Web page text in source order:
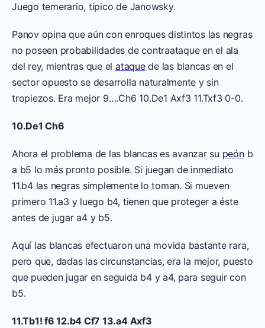
Juego temerario, típico de Janowsky.
Panov opina que aún con enroques distintos las negras
no poseen probabilidades de contraataque en el ala
del rey, mientras que el ataquede las blancas en el
sector opuesto se desarrolla naturalmente y sin
tropiezos. Era mejor 9….Ch6 10.De1 Axf3 11.Txf3 0-0.
10.De1 Ch6
Ahora el problema de las blancas es avanzar su peónb
a b5 lo más pronto posible. Si juegan de inmediato
11.b4 las negras simplemente lo toman. Si mueven
primero 11.a3 y luego b4, tienen que proteger a éste
antes de jugar a4 y b5.
Aquí las blancas efectuaron una movida bastante rara,
pero que, dadas las circunstancias, era la mejor, puesto
que pueden jugar en seguida b4 y a4, para seguir con
b5.
11.Tb1! f6 12.b4 Cf7 13.a4 Axf3